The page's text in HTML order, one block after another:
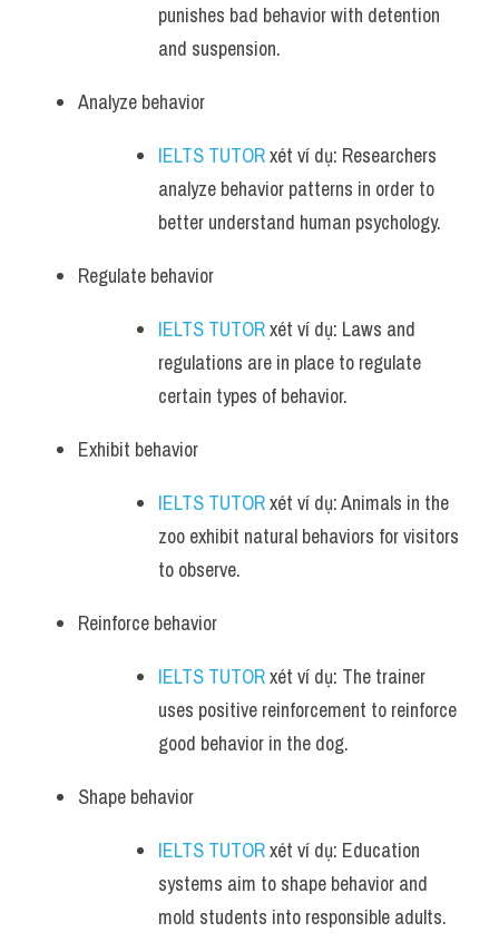
punishes bad behavior with detention
and suspension.
Analyze behavior
IELTS TUTOR xét ví dụ: Researchers
analyze behavior patterns in order to
better understand human psychology.
Regulate behavior
IELTS TUTOR xét ví dụ: Laws and
regulations are in place to regulate
certain types of behavior.
Exhibit behavior
IELTS TUTOR xét ví dụ: Animals in the
zoo exhibit natural behaviors for visitors
to observe.
Reinforce behavior
IELTS TUTOR xét ví dụ: The trainer
uses positive reinforcement to reinforce
good behavior in the dog.
Shape behavior
IELTS TUTOR xét ví dụ: Education
systems aim to shape behavior and
mold students into responsible adults.